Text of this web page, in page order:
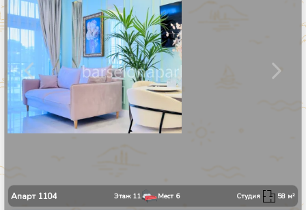
Апарт 1104 Этаж 11 Мест 6 Студия 58 м²